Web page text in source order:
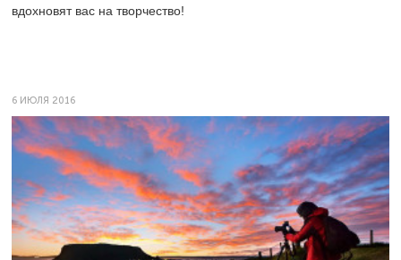
вдохновят вас на творчество!
6 ИЮЛЯ 2016